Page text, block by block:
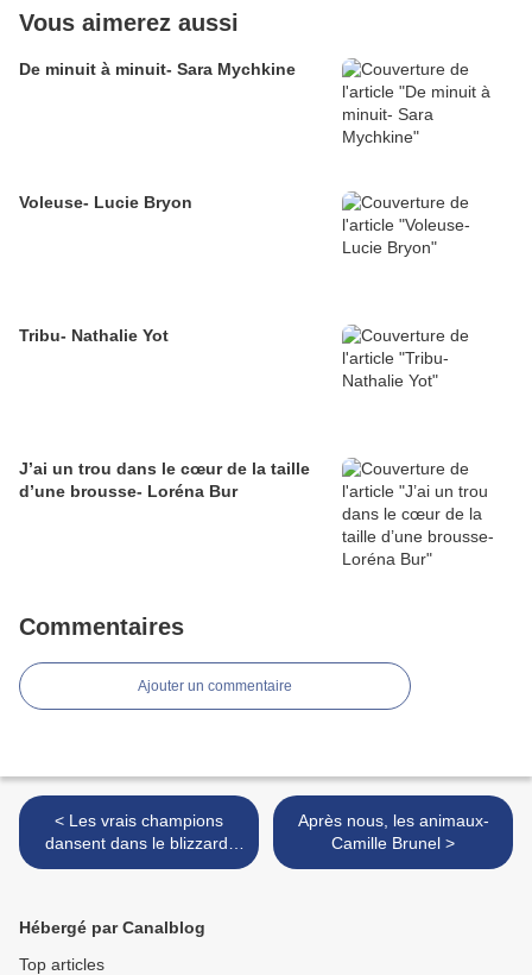
Vous aimerez aussi
De minuit à minuit- Sara Mychkine
Voleuse- Lucie Bryon
Tribu- Nathalie Yot
J’ai un trou dans le cœur de la taille
d’une brousse- Loréna Bur
Commentaires
Ajouter un commentaire
< Les vrais champions
dansent dans le blizzard-
Kwame Alexander
Après nous, les animaux-
Camille Brunel >
Hébergé par Canalblog
Top articles